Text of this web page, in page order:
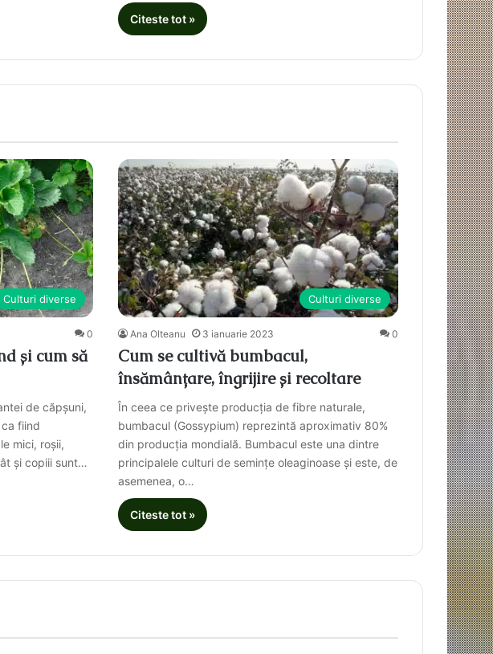
Citeste tot »
Culturi diverse
0
și cum să
de căpșuni,
fiind
mici, roșii,
și copiii sunt…
Culturi diverse
Ana Olteanu 3 ianuarie 2023 0
Cum se cultivă bumbacul,
însămânțare, îngrijire și recoltare
În ceea ce privește producția de fibre naturale,
bumbacul (Gossypium) reprezintă aproximativ 80%
din producția mondială. Bumbacul este una dintre
principalele culturi de semințe oleaginoase și este, de
asemenea, o…
Citeste tot »